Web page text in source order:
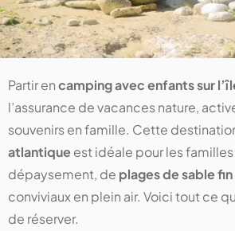
Partir encamping avec enfants sur
l’assurance de vacances nature,
souvenirs en famille. Cette
atlantiqueest idéale pour les
dépaysement, de plages de sable fin
conviviaux en plein air. Voici tout ce
de réserver.